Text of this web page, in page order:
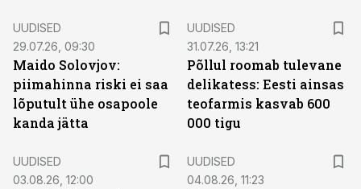
UUDISED
29.07.26, 09:30
Maido Solovjov:
piimahinna riski ei saa
lõputult ühe osapoole
kanda jätta
UUDISED
31.07.26, 13:21
Põllul roomab tulevane
delikatess: Eesti ainsas
teofarmis kasvab 600
000 tigu
UUDISED
03.08.26, 12:00
UUDISED
04.08.26, 11:23